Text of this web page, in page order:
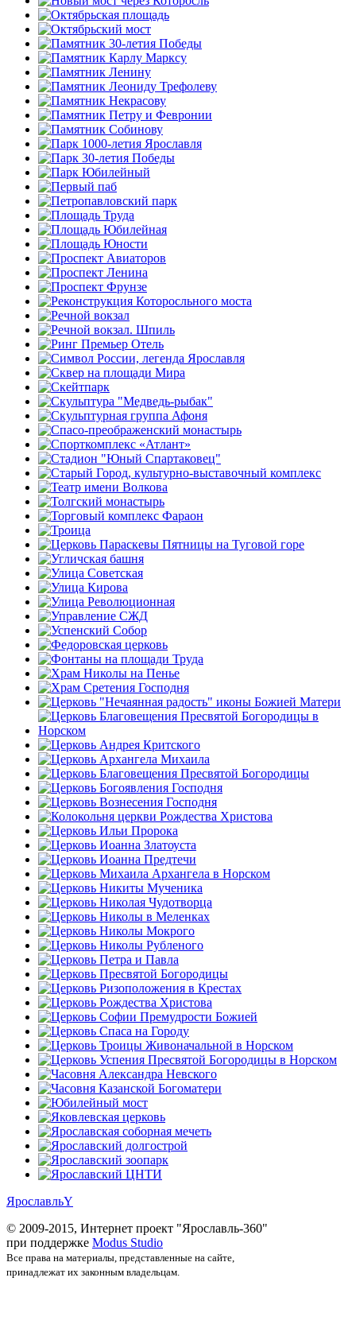
ЯрославльY
© 2009-2015, Интернет проект "Ярославль-360"
при поддержке Modus Studio
Все права на материалы, представленные на сайте,
принадлежат их законным владельцам.